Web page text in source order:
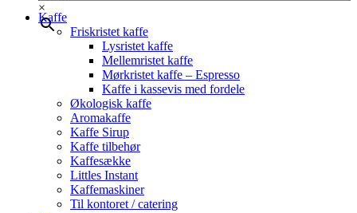
×
Kaffe
Friskristet kaffe
Lysristet kaffe
Mellemristet kaffe
Mørkristet kaffe – Espresso
Kaffe i kassevis med fordele
Økologisk kaffe
Aromakaffe
Kaffe Sirup
Kaffe tilbehør
Kaffesække
Littles Instant
Kaffemaskiner
Til kontoret / catering